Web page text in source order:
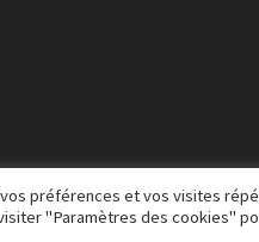
préférences et vos visites
"Paramètres des cookies"